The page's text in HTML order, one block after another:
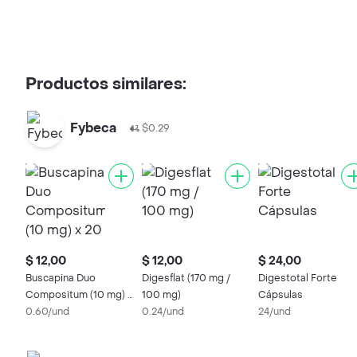
Productos similares:
Fybeca $0.29
$ 12,00
Buscapina Duo
Compositum (10 mg) x
20 Comprimidos
0.60/und
$ 12,00
Digesflat (170 mg /
100 mg)
0.24/und
$ 24,00
Digestotal Forte
Cápsulas
24/und